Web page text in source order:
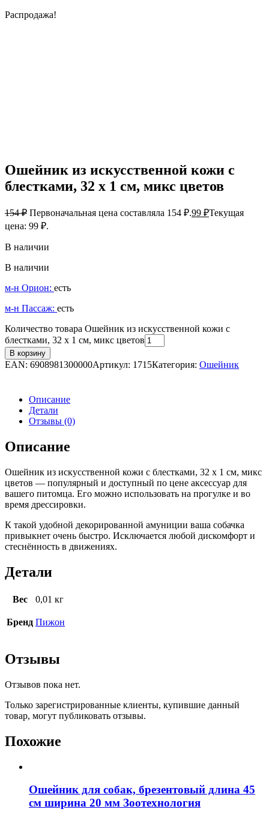
Распродажа!
Ошейник из искусственной кожи с
блестками, 32 х 1 см, микс цветов
154₽ Первоначальная цена составляла 154 ₽.99 ₽Текущая
цена: 99 ₽.
В наличии
В наличии
м-н Орион: есть
м-н Пассаж: есть
Количество товара Ошейник из искусственной кожи с
блестками, 32 х 1 см, микс цветов
В корзину
EAN: 6908981300000Артикул: 1715Категория: Ошейник
Описание
Детали
Отзывы (0)
Описание
Ошейник из искусственной кожи с блестками, 32 х 1 см, микс
цветов — популярный и доступный по цене аксессуар для
вашего питомца. Его можно использовать на прогулке и во
время дрессировки.
К такой удобной декорированной амуниции ваша собачка
привыкнет очень быстро. Исключается любой дискомфорт и
стеснённость в движениях.
Детали
Вес 0,01 кг
Бренд Пижон
Отзывы
Отзывов пока нет.
Только зарегистрированные клиенты, купившие данный
товар, могут публиковать отзывы.
Похожие
Ошейник для собак, брезентовый длина 45
см ширина 20 мм Зоотехнология